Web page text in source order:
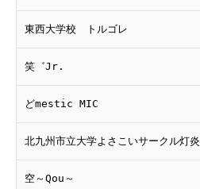
東西大学校 トルゴレ
笑゛Jr.
どmestic MIC
北九州市立大学よさこいサークル灯炎
空～Qou～